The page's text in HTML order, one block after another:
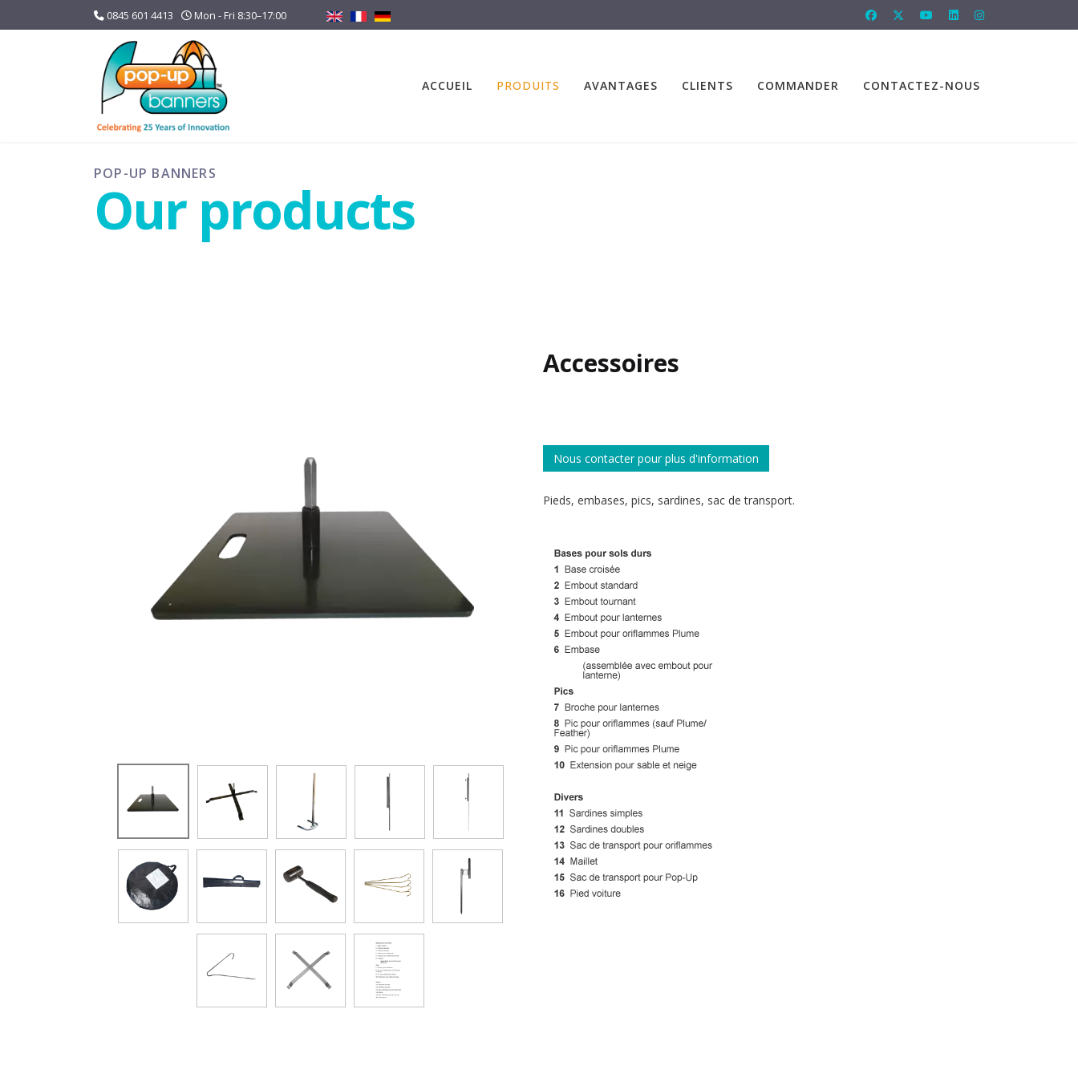
0845 601 4413 Mon - Fri 8:30–17:00
ACCUEIL PRODUITS AVANTAGES CLIENTS COMMANDER CONTACTEZ-NOUS
POP-UP BANNERS
Our products
Accessoires
Nous contacter pour plus d'information
Pieds, embases, pics, sardines, sac de transport.